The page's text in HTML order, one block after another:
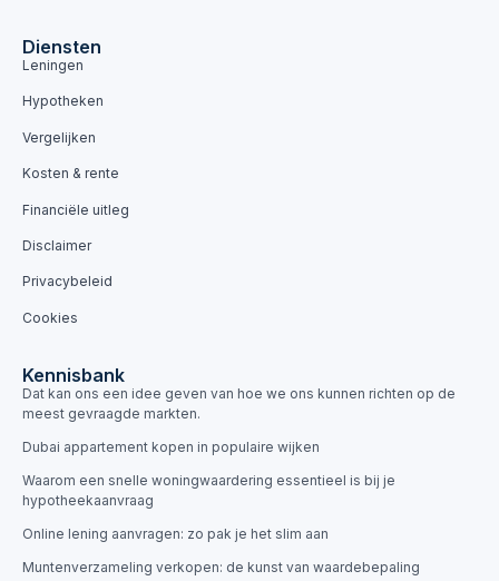
Diensten
Leningen
Hypotheken
Vergelijken
Kosten & rente
Financiële uitleg
Disclaimer
Privacybeleid
Cookies
Kennisbank
Dat kan ons een idee geven van hoe we ons kunnen richten op de
meest gevraagde markten.
Dubai appartement kopen in populaire wijken
Waarom een snelle woningwaardering essentieel is bij je
hypotheekaanvraag
Online lening aanvragen: zo pak je het slim aan
Muntenverzameling verkopen: de kunst van waardebepaling